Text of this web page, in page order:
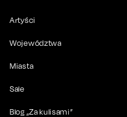
Artyści
Województwa
Miasta
Sale
Blog „Za kulisami”